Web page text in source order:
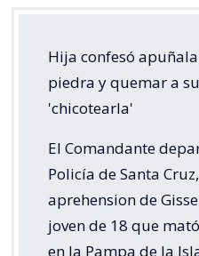
Hija confesó
piedra y quemar a
'chicotearla'
El Comandante
Policía de Santa
aprehension de
joven de 18 que
en la Pampa de la